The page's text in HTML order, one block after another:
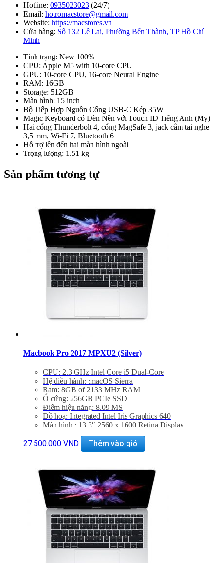
Hotline: 0935023023 (24/7)
Email: hotromacstore@gmail.com
Website: https://macstores.vn
Cửa hàng: Số 132 Lê Lai, Phường Bến Thành, TP Hồ Chí
Minh
Tình trạng: New 100%
CPU: Apple M5 with 10-core CPU
GPU: 10-core GPU, 16-core Neural Engine
RAM: 16GB
Storage: 512GB
Màn hình: 15 inch
Bộ Tiếp Hợp Nguồn Cổng USB-C Kép 35W
Magic Keyboard có Đèn Nền với Touch ID Tiếng Anh (Mỹ)
Hai cổng Thunderbolt 4, cổng MagSafe 3, jack cắm tai nghe
3,5 mm, Wi-Fi 7, Bluetooth 6
Hỗ trợ lên đến hai màn hình ngoài
Trọng lượng: 1.51 kg
Sản phẩm tương tự
Macbook Pro 2017 MPXU2 (Silver)
CPU: 2.3 GHz Intel Core i5 Dual-Core
Hệ điều hành: :macOS Sierra
Ram: 8GB of 2133 MHz RAM
Ổ cứng: 256GB PCIe SSD
Điểm hiệu năng: 8.09 MS
Đồ hoạ: Integrated Intel Iris Graphics 640
Màn hình : 13.3″ 2560 x 1600 Retina Display
Thiết bị nghe nhìn: 720p FaceTime HD Camera &
Dual Mics, 3.5mm Headphones Jack | Stereo Speakers
Bluetooth: Bluetooth 4.2
BẢO HÀNH 1 NĂM.
27.500.000 VND Thêm vào giỏ